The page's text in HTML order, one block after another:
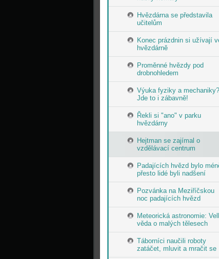
Hvězdárna se představila
učitelům
Konec prázdnin si užívají
hvězdárně
Proměnné hvězdy pod
drobnohledem
Výuka fyziky a mechaniky?
Jde to i zábavně!
Řekli si "ano" v parku
hvězdárny
Hejtman se zajímal o
vzdělávací centrum
Padajících hvězd bylo
přesto lidé byli nadšení
Pozvánka na Meziříčskou
noc padajících hvězd
Meteorická astronomie:
věda o malých tělesech
Táborníci naučili roboty
zatáčet, mluvit a mračit se